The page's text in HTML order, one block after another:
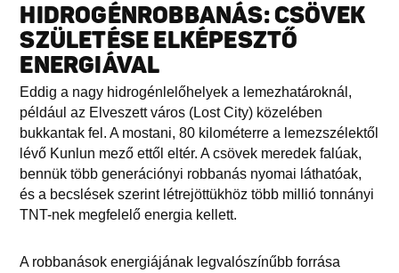
HIDROGÉNROBBANÁS: CSÖVEK
SZÜLETÉSE ELKÉPESZTŐ
ENERGIÁVAL
Eddig a nagy hidrogénlelőhelyek a lemezhatároknál,
például az Elveszett város (Lost City) közelében
bukkantak fel. A mostani, 80 kilométerre a lemezszélektől
lévő Kunlun mező ettől eltér. A csövek meredek falúak,
bennük több generációnyi robbanás nyomai láthatóak,
és a becslések szerint létrejöttükhöz több millió tonnányi
TNT-nek megfelelő energia kellett.
A robbanások energiájának legvalószínűbb forrása